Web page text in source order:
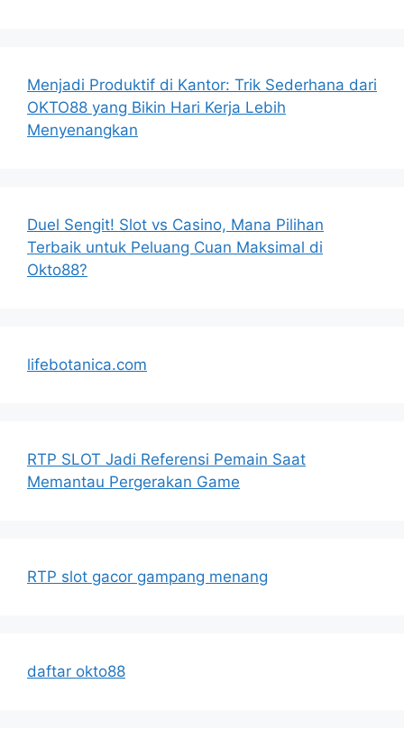
Menjadi Produktif di Kantor: Trik Sederhana dari
OKTO88 yang Bikin Hari Kerja Lebih
Menyenangkan
Duel Sengit! Slot vs Casino, Mana Pilihan
Terbaik untuk Peluang Cuan Maksimal di
Okto88?
lifebotanica.com
RTP SLOT Jadi Referensi Pemain Saat
Memantau Pergerakan Game
RTP slot gacor gampang menang
daftar okto88